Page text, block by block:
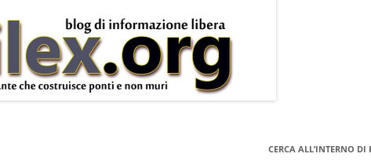
CERCA ALL’INTERNO DI